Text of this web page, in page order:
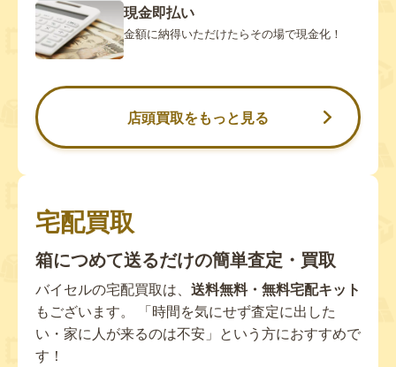
現金即払い
金額に納得いただけたらその場で現金化！
店頭買取をもっと見る
宅配買取
箱につめて送るだけの簡単査定・買取
バイセルの宅配買取は、 送料無料・無料宅配キット
もございます。 「時間を気にせず査定に出した
い・家に人が来るのは不安」という方におすすめで
す！